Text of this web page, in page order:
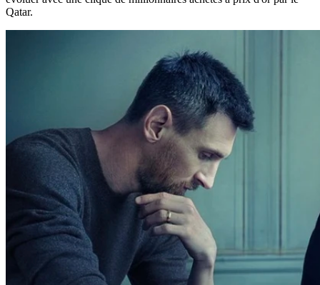
Qatar.